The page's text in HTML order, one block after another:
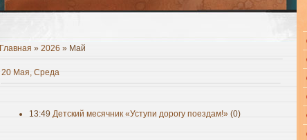
Главная » 2026 » Май
20 Мая, Среда
13:49 Детский месячник «Уступи дорогу поездам!» (0)